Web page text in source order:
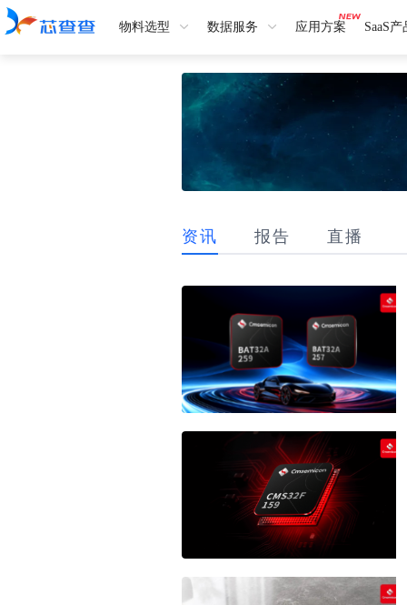
物料选型 数据服务 应用方案 SaaS
资讯 报告 直播